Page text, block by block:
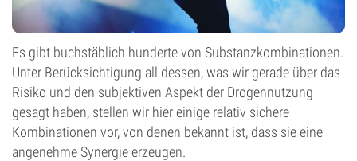
Es gibt buchstäblich hunderte von Substanzkombinationen.
Unter Berücksichtigung all dessen, was wir gerade über das
Risiko und den subjektiven Aspekt der Drogennutzung
gesagt haben, stellen wir hier einige relativ sichere
Kombinationen vor, von denen bekannt ist, dass sie eine
angenehme Synergie erzeugen.